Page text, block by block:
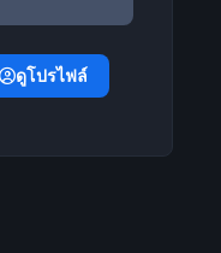
ดูโปรไฟล์